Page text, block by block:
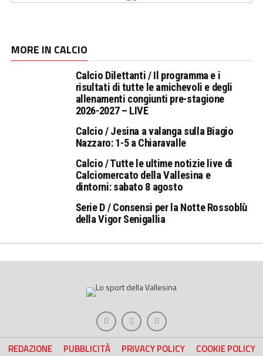
MORE IN CALCIO
Calcio Dilettanti / Il programma e i
risultati di tutte le amichevoli e degli
allenamenti congiunti pre-stagione
2026-2027 – LIVE
Calcio / Jesina a valanga sulla Biagio
Nazzaro: 1-5 a Chiaravalle
Calcio / Tutte le ultime notizie live di
Calciomercato della Vallesina e
dintorni: sabato 8 agosto
Serie D / Consensi per la Notte Rossoblù
della Vigor Senigallia
REDAZIONE PUBBLICITÀ PRIVACY POLICY COOKIE POLICY